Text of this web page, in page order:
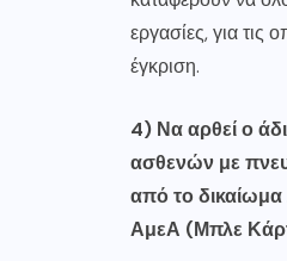
εργασίες, για τις
έγκριση.
4) Να αρθεί ο
ασθενών με
από το
ΑμεΑ (Μπλε